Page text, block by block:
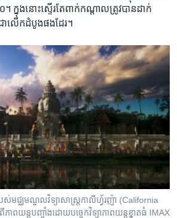
នុង​នោះ​ស្ទើរតែ​ពាក់កណ្តាល​ត្រូវបាន​ដាក់​
លើក​ដំបូង​ផងដែរ។
មជ្ឈមណ្ឌលវិទ្យាសាស្ត្រកាលីហ្វ័រញ៉ា (California
ាពយន្តបញ្ចាំង​ដោយបច្ចេកវិទ្យាភាពយន្តខ្នាតធំ​ IMAX